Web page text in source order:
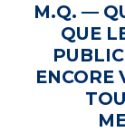
M.Q. —
QUE
ENCORE